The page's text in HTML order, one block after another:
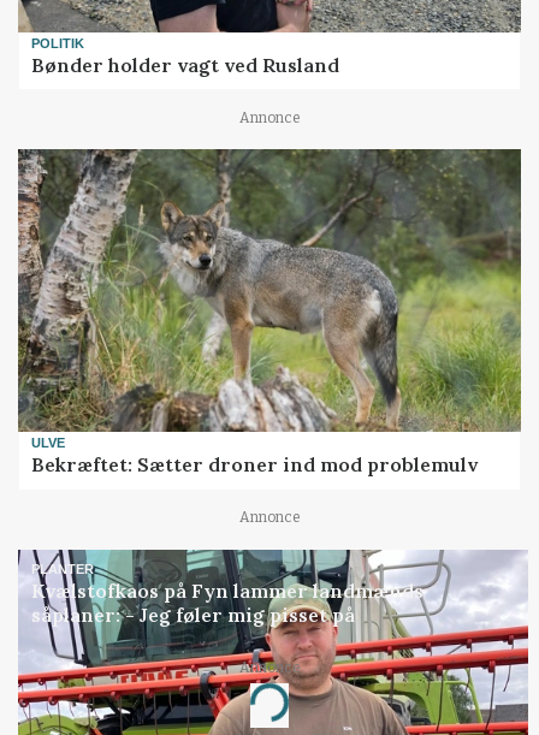
POLITIK
Bønder holder vagt ved Rusland
Annonce
ULVE
Bekræftet: Sætter droner ind mod problemulv
Annonce
PLANTER
Kvælstofkaos på Fyn lammer landmænds
såplaner: - Jeg føler mig pisset på
Annonce
Loading...